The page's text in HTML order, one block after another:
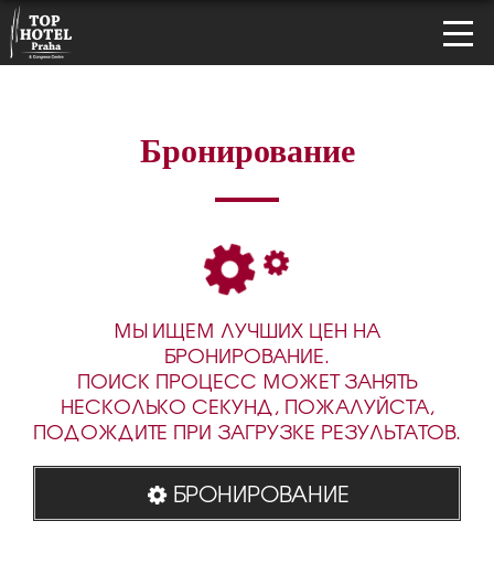
Бронирование
МЫ ИЩЕМ ЛУЧШИХ ЦЕН НА
БРОНИРОВАНИЕ.
ПОИСК ПРОЦЕСС МОЖЕТ ЗАНЯТЬ
НЕСКОЛЬКО СЕКУНД, ПОЖАЛУЙСТА,
ПОДОЖДИТЕ ПРИ ЗАГРУЗКЕ РЕЗУЛЬТАТОВ.
БРОНИРОВАНИЕ